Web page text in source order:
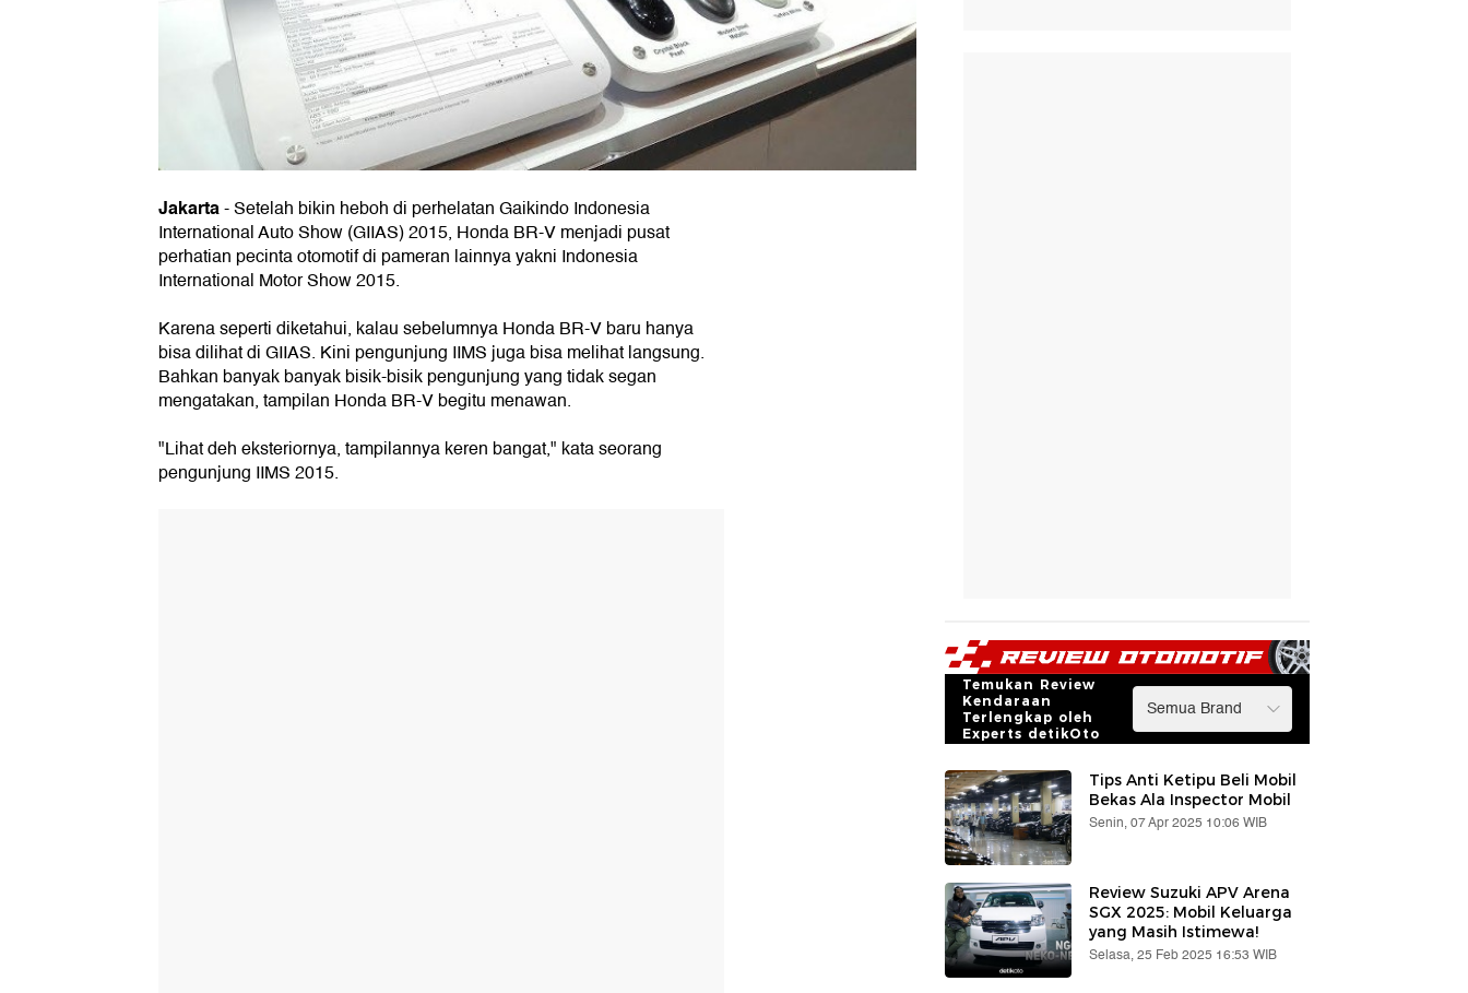
Jakarta- Setelah bikin heboh di perhelatan Gaikindo Indonesia
International Auto Show (GIIAS) 2015, Honda BR-V menjadi pusat
perhatian pecinta otomotif di pameran lainnya yakni Indonesia
International Motor Show 2015.
Karena seperti diketahui, kalau sebelumnya Honda BR-V baru hanya
bisa dilihat di GIIAS. Kini pengunjung IIMS juga bisa melihat langsung.
Bahkan banyak banyak bisik-bisik pengunjung yang tidak segan
mengatakan, tampilan Honda BR-V begitu menawan.
"Lihat deh eksteriornya, tampilannya keren bangat," kata seorang
pengunjung IIMS 2015.
Temukan Review
Kendaraan
Terlengkap oleh
Experts detikOto
Tips Anti Ketipu Beli Mobil
Bekas Ala Inspector Mobil
Senin, 07 Apr 2025 10:06 WIB
Review Suzuki APV Arena
SGX 2025: Mobil Keluarga
yang Masih Istimewa!
Selasa, 25 Feb 2025 16:53 WIB